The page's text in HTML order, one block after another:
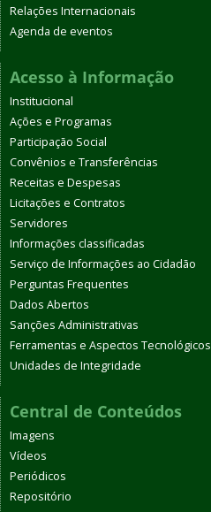
Relações Internacionais
Agenda de eventos
Acesso à Informação
Institucional
Ações e Programas
Participação Social
Convênios e Transferências
Receitas e Despesas
Licitações e Contratos
Servidores
Informações classificadas
Serviço de Informações ao Cidadão
Perguntas Frequentes
Dados Abertos
Sanções Administrativas
Ferramentas e Aspectos Tecnológicos
Unidades de Integridade
Central de Conteúdos
Imagens
Vídeos
Periódicos
Repositório